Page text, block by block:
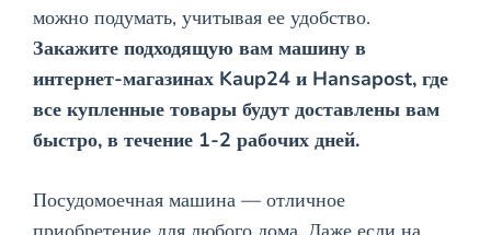
можно подумать, учитывая ее удобство.
Закажите подходящую вам машину в
интернет-магазинах Kaup24 и Hansapost, где
все купленные товары будут доставлены вам
быстро, в течение 1-2 рабочих дней.
Посудомоечная машина — отличное